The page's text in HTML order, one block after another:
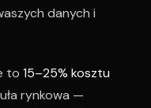
danych i
to 15–25% kosztu
rynkowa —